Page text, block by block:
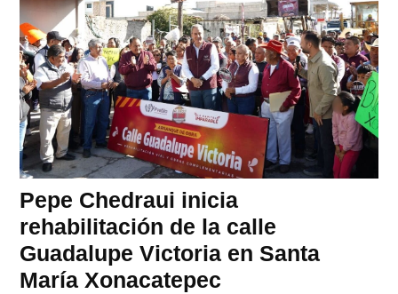
Pepe Chedraui inicia
rehabilitación de la calle
Guadalupe Victoria en Santa
María Xonacatepec